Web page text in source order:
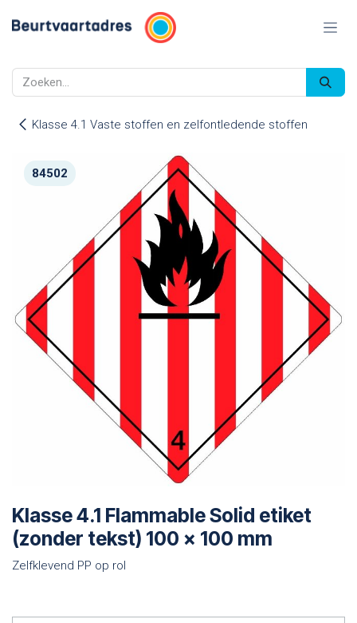
Klasse 4.1 Vaste stoffen en zelfontledende stoffen
84502
Klasse 4.1 Flammable Solid etiket
(zonder tekst) 100 x 100 mm
Zelfklevend PP op rol